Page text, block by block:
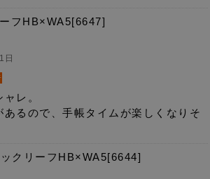
フHB×WA5[6647]
日
レ。
るので、手帳タイムが楽しくなりそ
クリーフHB×WA5[6644]